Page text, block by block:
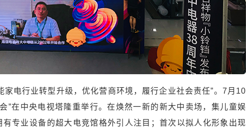
家电行业转型升级，优化营商环境，履行企业社会责任”。7月10
”在中央电视塔隆重举行。在焕然一新的新大中卖场，集儿童娱
专业设备的超大电竞馆格外引人注目；首次以拟人化形象出现